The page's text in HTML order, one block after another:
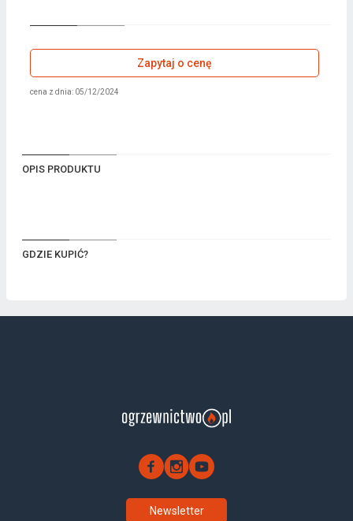
Zapytaj o cenę
cena z dnia: 05/12/2024
OPIS PRODUKTU
GDZIE KUPIĆ?
Newsletter